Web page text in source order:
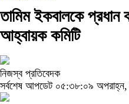
তামিম ইকবালকে প্রধান
আহ্বায়ক কমিটি
নিজস্ব প্রতিবেদক
সর্বশেষ আপডেট ০৫:৩৮:০৯ অপরাহ্ন,